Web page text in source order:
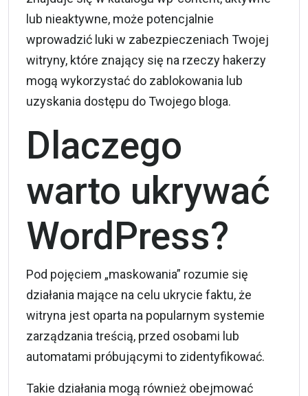
lub nieaktywne, może potencjalnie
wprowadzić luki w zabezpieczeniach Twojej
witryny, które znający się na rzeczy hakerzy
mogą wykorzystać do zablokowania lub
uzyskania dostępu do Twojego bloga.
Dlaczego
warto ukrywać
WordPress?
Pod pojęciem „maskowania” rozumie się
działania mające na celu ukrycie faktu, że
witryna jest oparta na popularnym systemie
zarządzania treścią, przed osobami lub
automatami próbującymi to zidentyfikować.
Takie działania mogą również obejmować